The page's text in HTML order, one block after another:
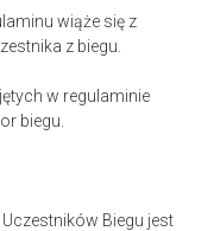
wiąże się z
z biegu.
w regulaminie
biegu.
Biegu jest